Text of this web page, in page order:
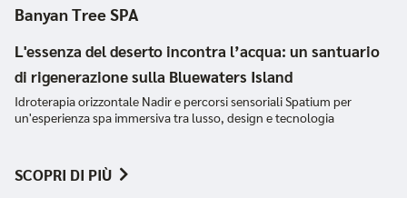
Banyan Tree SPA
L'essenza del deserto incontra l’acqua: un santuario
di rigenerazione sulla Bluewaters Island
Idroterapia orizzontale Nadir e percorsi sensoriali Spatium per
un'esperienza spa immersiva tra lusso, design e tecnologia
SCOPRI DI PIÙ